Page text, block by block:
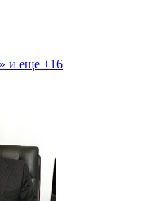
и еще +16